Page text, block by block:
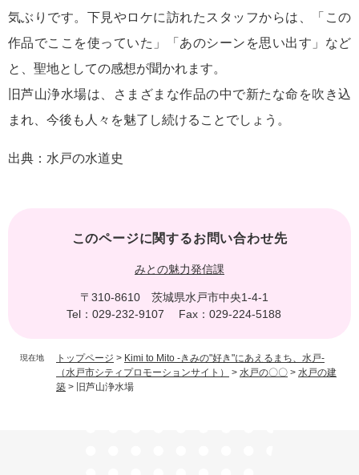
気ぶりです。下見やロケに訪れたスタッフからは、「この
作品でここを使っていた」「あのシーンを思い出す」など
と、聖地としての感想が聞かれます。
旧芦山浄水場は、さまざまな作品の中で新たな命を吹き込
まれ、今後も人々を魅了し続けることでしょう。
出典：水戸の水道史
このページに関するお問い合わせ先
みとの魅力発信課
〒310-8610
茨城県水戸市中央1-4-1
Tel：029-232-9107
Fax：029-224-5188
現在地 トップページ > Kimi to Mito -きみの"好き"にあえるまち、水戸-
（水戸市シティプロモーションサイト）
> 水戸の〇〇 > 水戸の建
築 > 旧芦山浄水場